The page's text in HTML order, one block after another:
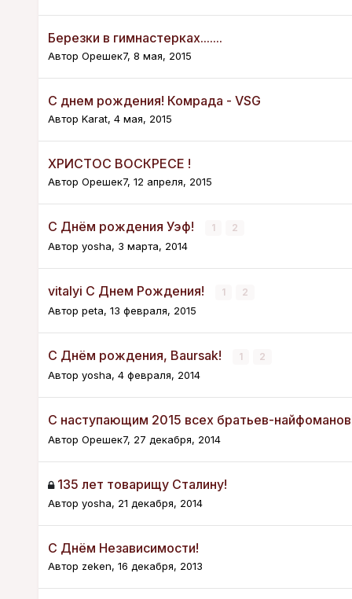
Березки в гимнастерках.......
Автор Орешек7, 8 мая, 2015
С днем рождения! Комрада - VSG
Автор Karat, 4 мая, 2015
ХРИСТОС ВОСКРЕСЕ !
Автор Орешек7, 12 апреля, 2015
C Днём рождения Уэф! 1 2
Автор yosha, 3 марта, 2014
vitalyi С Днем Рождения! 1 2
Автор peta, 13 февраля, 2015
С Днём рождения, Baursak! 1 2
Автор yosha, 4 февраля, 2014
С наступающим 2015 всех братьев-
Автор Орешек7, 27 декабря, 2014
135 лет товарищу Сталину!
Автор yosha, 21 декабря, 2014
С Днём Независимости!
Автор zeken, 16 декабря, 2013